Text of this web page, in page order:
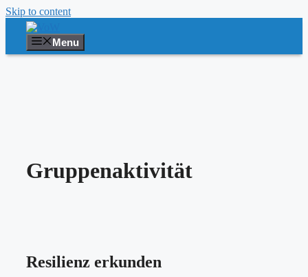
Skip to content
Menu
Gruppenaktivität
Resilienz erkunden